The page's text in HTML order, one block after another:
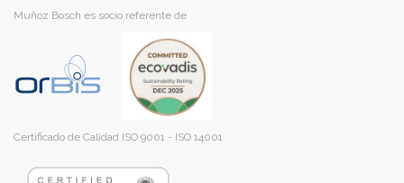
Muñoz Bosch es socio referente de
Certificado de Calidad ISO 9001 - ISO 14001